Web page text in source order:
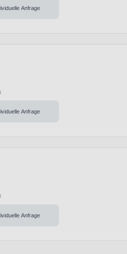
Anfrage
Anfrage
Anfrage